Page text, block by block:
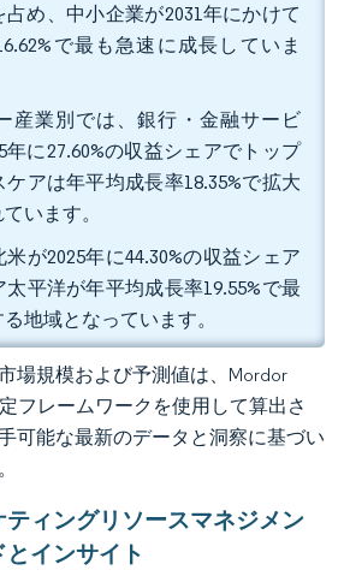
め、中小企業が2031年にかけて
で最も急速に成長していま
産業別では、銀行・金融サービ
年に27.60%の収益シェアでトップ
アは年平均成長率18.35%で拡大
います。
が2025年に44.30%の収益シェア
平洋が年平均成長率19.55%で最
地域となっています。
場規模および予測値は、Mordor
フレームワークを使用して算出さ
可能な最新のデータと洞察に基づい
ィングリソースマネジメン
とインサイト